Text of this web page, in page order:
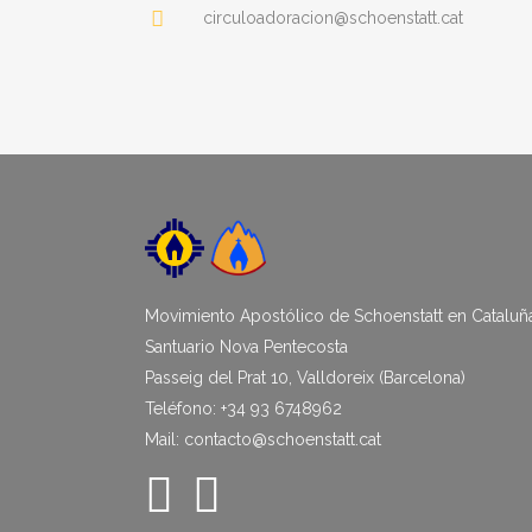
circuloadoracion@schoenstatt.cat
Movimiento Apostólico de Schoenstatt en
Santuario Nova Pentecosta
Passeig del Prat 10, Valldoreix (Barcelona)
Teléfono: +34 93 6748962
Mail: contacto@schoenstatt.cat